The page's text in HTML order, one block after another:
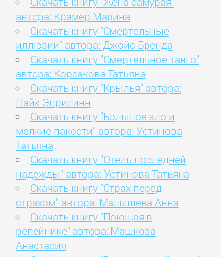
автора: Крамер Марина
Скачать книгу "Смертельные
иллюзии" автора: Джойс Бренда
Скачать книгу "Смертельное танго"
автора: Корсакова Татьяна
Скачать книгу "Крылья" автора:
Пайк Эприлинн
Скачать книгу "Большое зло и
мелкие пакости" автора: Устинова
Татьяна
Скачать книгу "Отель последней
надежды" автора: Устинова Татьяна
Скачать книгу "Страх перед
страхом" автора: Малышева Анна
Скачать книгу "Поющая в
репейнике" автора: Машкова
Анастасия